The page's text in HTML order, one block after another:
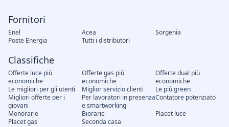
Fornitori
Enel Acea
Sorgenia
Poste Energia
Tutti i distributori
Classifiche
Offerte luce più
economiche
Offerte gas più
economiche
Offerte dual più
economiche
Le migliori per gli utenti
Miglior servizio clienti
Le più green
Migliori offerte per i
giovani
Per lavoratori in presenza
e smartworking
Contatore potenziato
Monorarie
Biorarie
Placet luce
Placet gas
Seconda casa